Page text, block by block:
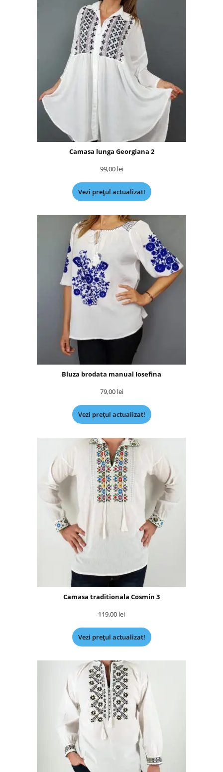
Camasa lunga Georgiana 2
99,00 lei
Vezi prețul actualizat!
Bluza brodata manual Iosefina
79,00 lei
Vezi prețul actualizat!
Camasa traditionala Cosmin 3
119,00 lei
Vezi prețul actualizat!